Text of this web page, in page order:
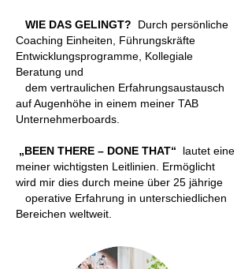
WIE DAS GELINGT? Durch persönliche
Coaching Einheiten, Führungskräfte
Entwicklungsprogramme, Kollegiale
Beratung und
dem vertraulichen Erfahrungsaustausch
auf Augenhöhe in einem meiner TAB
Unternehmerboards.
„BEEN THERE – DONE THAT“ lautet eine
meiner wichtigsten Leitlinien. Ermöglicht
wird mir dies durch meine über 25 jährige
operative Erfahrung in unterschiedlichen
Bereichen weltweit.